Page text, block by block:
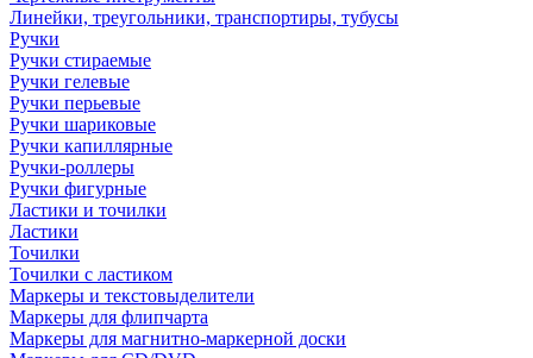
Линейки, треугольники, транспортиры, тубусы
Ручки
Ручки стираемые
Ручки гелевые
Ручки перьевые
Ручки шариковые
Ручки капиллярные
Ручки-роллеры
Ручки фигурные
Ластики и точилки
Ластики
Точилки
Точилки с ластиком
Маркеры и текстовыделители
Маркеры для флипчарта
Маркеры для магнитно-маркерной доски